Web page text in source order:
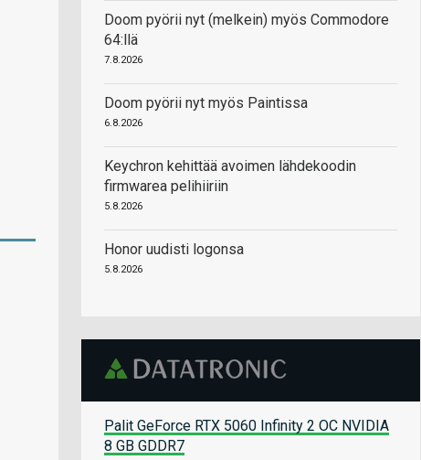
Doom pyörii nyt (melkein) myös Commodore
64:llä
7.8.2026
Doom pyörii nyt myös Paintissa
6.8.2026
Keychron kehittää avoimen lähdekoodin
firmwarea pelihiiriin
5.8.2026
Honor uudisti logonsa
5.8.2026
Palit GeForce RTX 5060 Infinity 2 OC NVIDIA
8 GB GDDR7